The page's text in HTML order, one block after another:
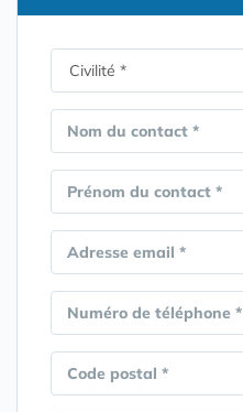
Nom du contact *
Prénom du contact *
Adresse email *
Numéro de téléphone *
Code postal *